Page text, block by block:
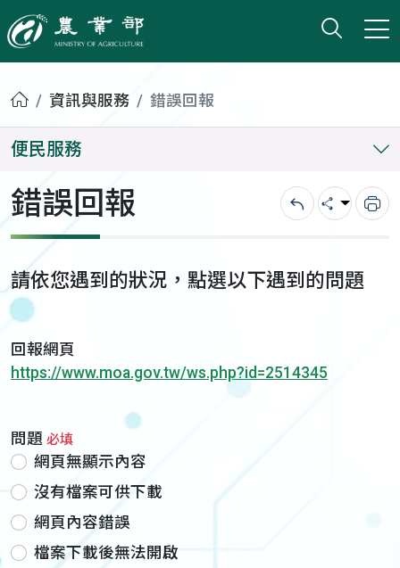
農業部
打開
小版
首頁資訊與服務 錯誤回報
便民服務
錯誤回報 回上一頁
分享 列
請依您遇到的狀況，點選以下遇到的問題
回報網頁
https://www.moa.gov.tw/ws.php?id=2514345
問題 必填
網頁無顯示內容
沒有檔案可供下載
網頁內容錯誤
檔案下載後無法開啟